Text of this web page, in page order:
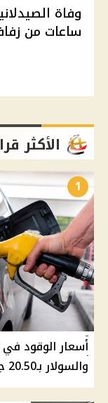
وفاة
ساعات من
الأكثر
1
والسولار بـ20.50 جنيه